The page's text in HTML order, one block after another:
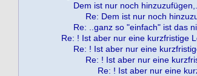
Dem ist nur noch hinzuzufügen,..
Re: Dem ist nur noch
Re: ..ganz so "einfach" ist das
Re: ! Ist aber nur eine kurzfristige
Re: ! Ist aber nur eine
Re: ! Ist aber nur eine
Re: ! Ist aber nur eine